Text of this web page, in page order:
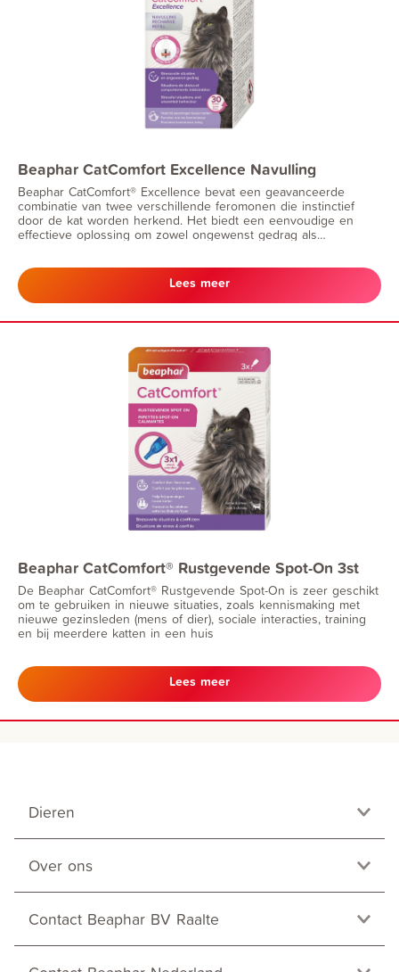
Beaphar CatComfort Excellence Navulling
Beaphar CatComfort® Excellence bevat een geavanceerde
combinatie van twee verschillende feromonen die instinctief
door de kat worden herkend. Het biedt een eenvoudige en
effectieve oplossing om zowel ongewenst gedrag als
Lees meer
Beaphar CatComfort® Rustgevende Spot-On 3st
De Beaphar CatComfort® Rustgevende Spot-On is zeer geschikt
om te gebruiken in nieuwe situaties, zoals kennismaking met
nieuwe gezinsleden (mens of dier), sociale interacties, training
en bij meerdere katten in een huis
Lees meer
Dieren
Over ons
Contact Beaphar BV Raalte